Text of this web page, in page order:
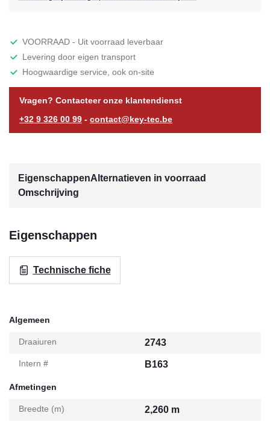
VOORRAAD - Uit voorraad leverbaar
Levering door eigen transport
Hoogwaardige service, ook on-site
Vragen? Contacteer onze klantendienst
+32 9 326 00 99 - contact@key-tec.be
EigenschappenAlternatieven in voorraad
Omschrijving
Eigenschappen
Technische fiche
Algemeen
Draaiuren 2743
Intern # B163
Afmetingen
Breedte (m) 2,260 m